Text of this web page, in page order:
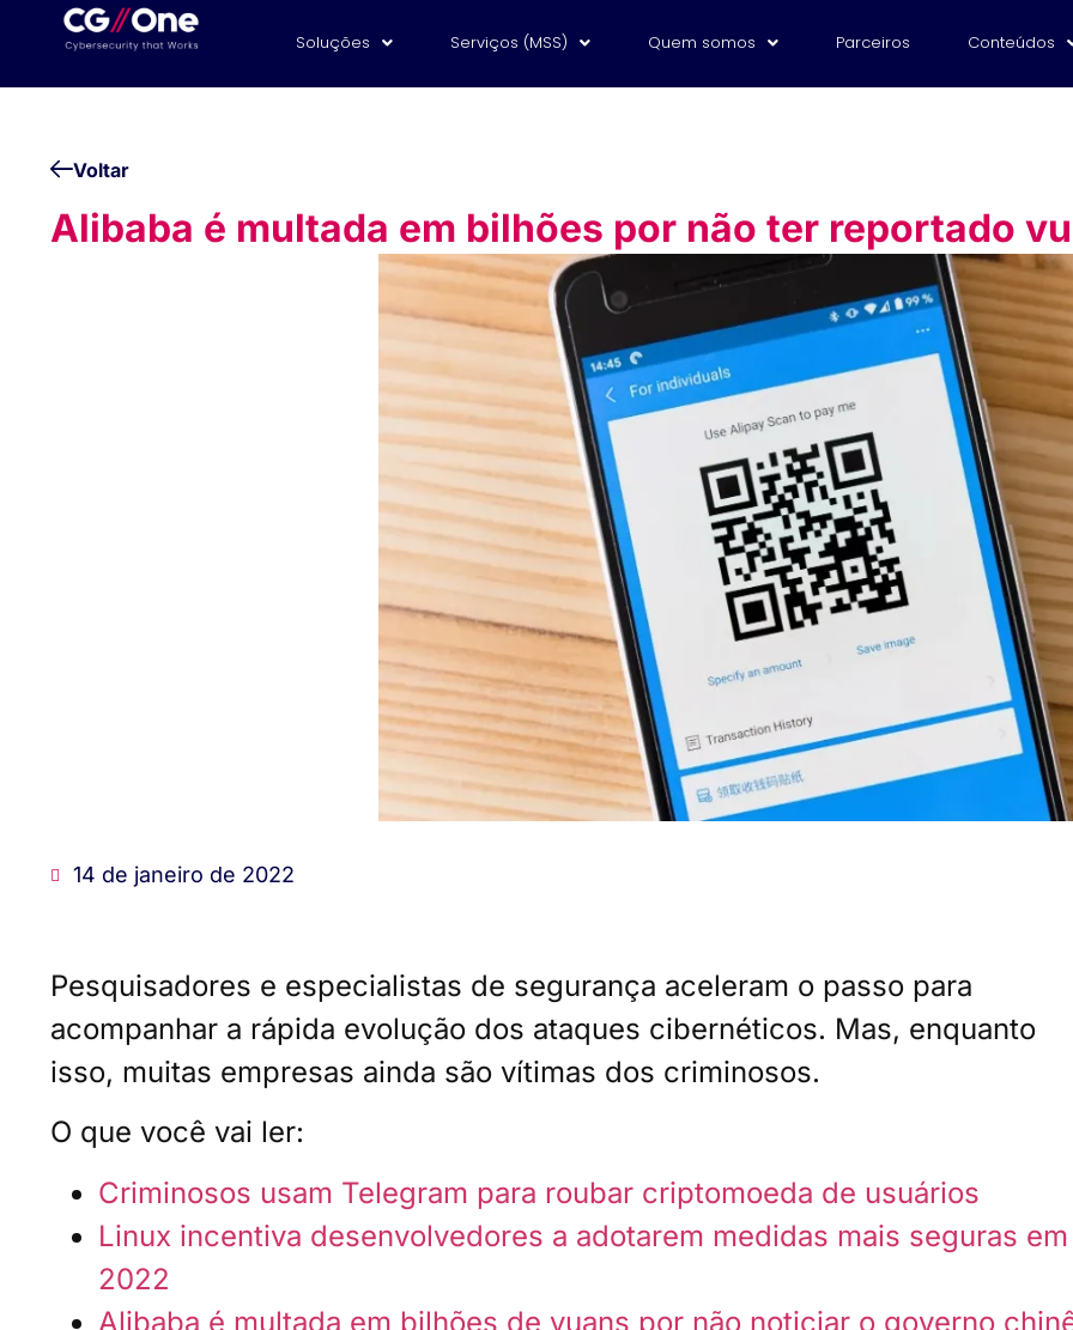
Soluções Serviços (MSS) Quem somos Parceiros Conteúdos
Voltar
Alibaba é multada em bilhões por não ter reportado
14 de janeiro de 2022
Pesquisadores e especialistas de segurança aceleram o passo para
acompanhar a rápida evolução dos ataques cibernéticos. Mas, enquanto
isso, muitas empresas ainda são vítimas dos criminosos.
O que você vai ler:
Criminosos usam Telegram para roubar criptomoeda de usuários
Linux incentiva desenvolvedores a adotarem medidas mais seguras em
2022
Alibaba é multada em bilhões de yuans por não noticiar o governo